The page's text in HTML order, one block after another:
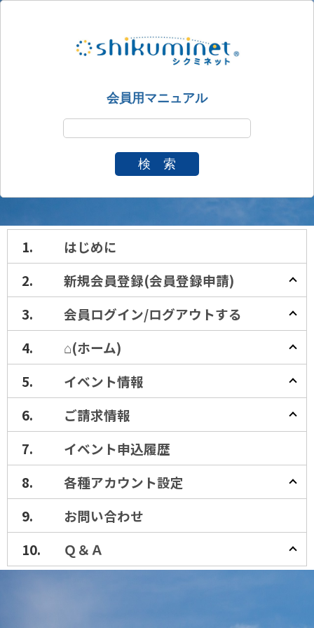
会員用マニュアル
検 索
はじめに
新規会員登録(会員登録申請)
会員ログイン/ログアウトする
⌂(ホーム)
イベント情報
ご請求情報
イベント申込履歴
各種アカウント設定
お問い合わせ
Ｑ＆Ａ